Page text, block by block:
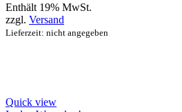
Enthält 19% MwSt.
zzgl. Versand
Lieferzeit: nicht angegeben
Quick view